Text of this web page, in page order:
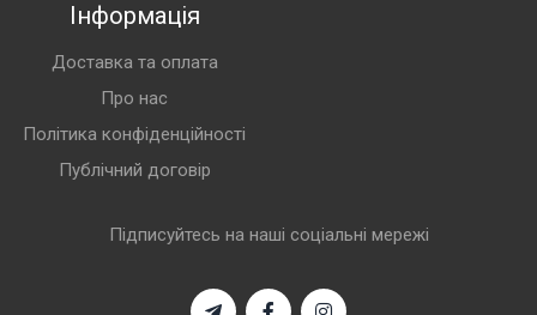
Інформація
Доставка та оплата
Про нас
Політика конфіденційності
Публічний договір
Підписуйтесь на наші соціальні мережі